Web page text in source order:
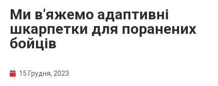
Ми в’яжемо адаптивні
шкарпетки для поранених
бойців
15 Грудня, 2023